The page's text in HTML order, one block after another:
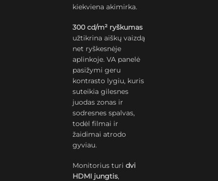
kiekviena akimirka.
300 cd/m² ryškumas
užtikrina aiškų vaizdą
net ryškesnėje
aplinkoje. VA panelė
pasižymi geru
kontrasto lygiu, kuris
suteikia gilesnes
juodas zonas ir
sodresnes spalvas,
todėl filmai ir
žaidimai atrodo
gyviau.
Monitorius turidvi
HDMI jungtis,